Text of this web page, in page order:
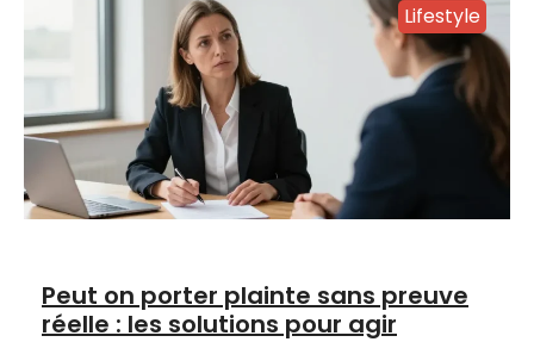
Lifestyle
Peut on porter plainte sans preuve
réelle : les solutions pour agir